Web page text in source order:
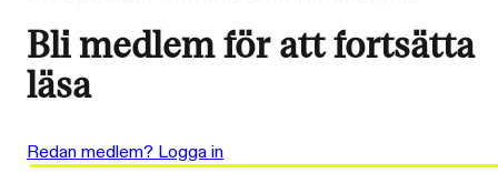
Bli medlem för att fortsätta
läsa
Redan medlem? Logga in